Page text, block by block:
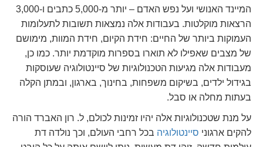
המיינד האנושי ועל נפש האדם – יותר מ-5,000 כתבים ו-3,000
הרצאות מוקלטות. בעבודות אלה נמצאות תשובות לתעלומות
העמוקות ביותר של החיים: חידת הקיום, חידת המוות, מימושם
של מצבים שאפילו לא תוארו בספרות מוקדמת יותר. כמו כן,
מעבודות אלה מגיעות הטכנולוגיות של סיינטולוגיה שעוסקות
בגידול ילדים, בשיקום משפחות, בחינוך, בארגון, ובמתן הקלה
בעתות מחלה או סבל.
על מנת שטכנולוגיות אלה יהיו זמינות לכולם, ל. רון האברד הורה
להקים ארגוני סיינטולוגיה בכל רחבי העולם, וכך נולדה דת